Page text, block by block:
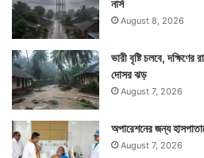
তরুণীর সেনাবাহিনীর কথা মনে রেখে
লেখা ভারতীয় সেনার মন জয় করে
সাহায্য নিয়ে লেখা
নার্স
August 8, 2026
ভারী বৃষ্টি চলবে, দক্ষিণের
দোসর ঝড়
August 7, 2026
অপারেশনের জন্য
August 7, 2026